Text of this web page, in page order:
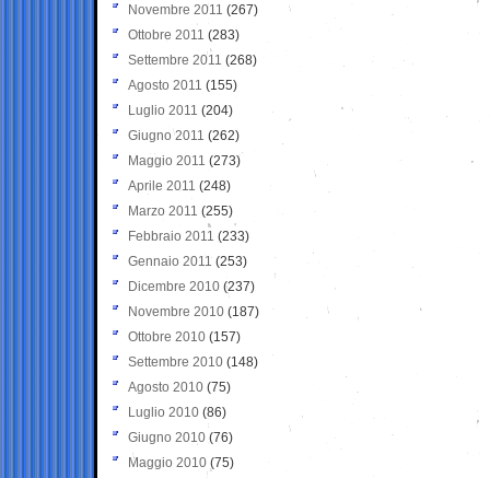
Novembre 2011 (267)
Ottobre 2011 (283)
Settembre 2011 (268)
Agosto 2011 (155)
Luglio 2011 (204)
Giugno 2011 (262)
Maggio 2011 (273)
Aprile 2011 (248)
Marzo 2011 (255)
Febbraio 2011 (233)
Gennaio 2011 (253)
Dicembre 2010 (237)
Novembre 2010 (187)
Ottobre 2010 (157)
Settembre 2010 (148)
Agosto 2010 (75)
Luglio 2010 (86)
Giugno 2010 (76)
Maggio 2010 (75)